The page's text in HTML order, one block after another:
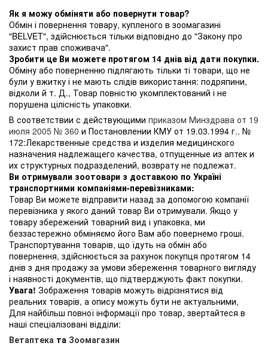
Як я можу обміняти або повернути товар?
Обмін і повернення товару, купленого в зоомагазині
"BELVET", здійснюється тільки відповідно до "Закону про
захист прав споживача".
Зробити це Ви можете протягом 14 днів від дати покупки.
Обміну або поверненню підлягають тільки ті товари, що не
були у вжитку і не мають слідів використання: подряпини,
відколи й т. Д., Товар повністю укомплектований і не
порушена цілісність упаковки.
В соответствии с действующими приказом Минздрава от 19
июля 2005 № 360 и Постановлении КМУ от 19.03.1994 г.. №
172:Лекарственные средства и изделия медицинского
назначения надлежащего качества, отпущенные из аптек и
их структурных подразделений, возврату не подлежат.
Ви отримували зоотовари з доставкою по Україні
транспортними компаніями-перевізниками:
Товар Ви можете відправити назад за допомогою компанії
перевізника у якого даний товар Ви отримували. Якщо у
товару збережений товарний вид і упаковка, ми
беззастережно обміняємо його Вам або повернемо гроші.
Транспортування товарів, що їдуть на обмін або
повернення, здійснюється за рахунок покупця протягом 14
днів з дня продажу за умови збереження товарного вигляду
і наявності документів, що підтверджують факт покупки.
Увага! Зображення товарів можуть відрізнятися від
реальних товарів, а опису можуть бути не актуальними,
Для найбільш повної інформації про товар, звертайтеся в
наші спеціалізовані відділи:
Ветаптека та Зоомагазин